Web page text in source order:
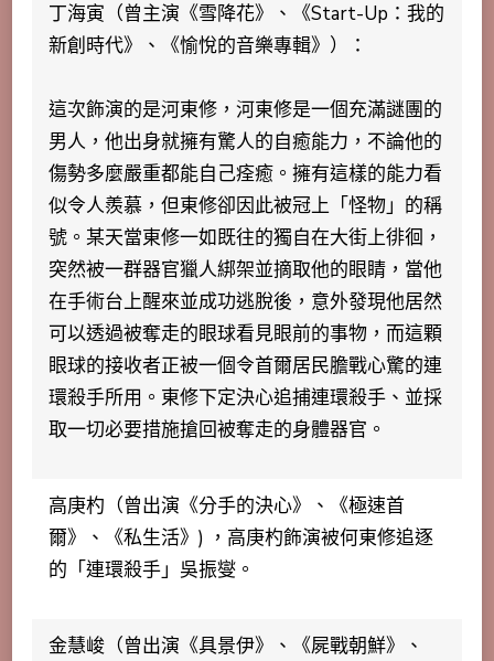
丁海寅（曾主演《雪降花》、《Start-Up：我的
新創時代》、《愉悅的音樂專輯》）
：
這次飾演的是河東修，河東修是一個充滿謎團的
男人，他出身就擁有驚人的自癒能力，不論他的
傷勢多麼嚴重都能自己痊癒。擁有這樣的能力看
似令人羨慕，但東修卻因此被冠上「怪物」的稱
號。某天當東修一如既往的獨自在大街上徘徊，
突然被一群器官獵人綁架並摘取他的眼睛，當他
在手術台上醒來並成功逃脫後，意外發現他居然
可以透過被奪走的眼球看見眼前的事物，而這顆
眼球的接收者正被一個令首爾居民膽戰心驚的連
環殺手所用。東修下定決心追捕連環殺手、並採
取一切必要措施搶回被奪走的身體器官。
高庚杓（曾出演《分手的決心》、《極速首
爾》、《私生活》) ，高庚杓飾演被何東修追逐
的「連環殺手」吳振燮。
金慧峻（曾出演《具景伊》、《屍戰朝鮮》、